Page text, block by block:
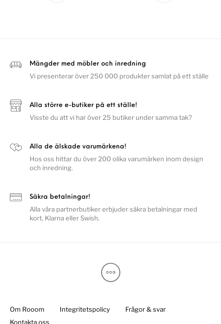
Mängder med möbler och inredning
Vi presenterar över 250 000 produkter samlat på ett ställe
Alla större e-butiker på ett ställe!
Visste du att vi har över 25 butiker under samma tak?
Alla de älskade varumärkena!
Hos oss hittar du över 200 olika varumärken inom design
och inredning.
Säkra betalningar!
Alla våra partnerbutiker erbjuder säkra betalningar med
kort, Klarna eller Swish.
Om Rooom Integritetspolicy
Frågor & svar
Kontakta oss